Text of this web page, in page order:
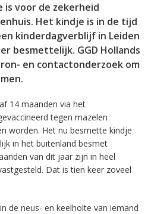
voor de zekerheid
Het kindje is in de tijd
kinderdagverblijf in Leiden
besmettelijk. GGD Hollands
en contactonderzoek om
14 maanden via het
tegen mazelen
worden. Het nu besmette kindje
in het buitenland besmet
van dit jaar zijn in heel
Dat is tien keer zoveel
de neus- en keelholte van iemand